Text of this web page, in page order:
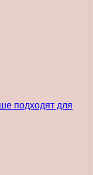
подходят для